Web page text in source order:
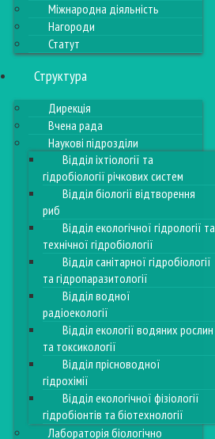
Міжнародна діяльність
Нагороди
Статут
Структура
Дирекція
Вчена рада
Наукові підрозділи
Відділ іхтіології та
гідробіології річкових систем
Відділ біології відтворення
риб
Відділ екологічної гідрології та
технічної гідробіології
Відділ санітарної гідробіології
та гідропаразитології
Відділ водної
радіоекології
Відділ екології водяних рослин
та токсикології
Відділ прісноводної
гідрохімії
Відділ екологічної фізіології
гідробіонтів та біотехнології
Лабораторія біологічно